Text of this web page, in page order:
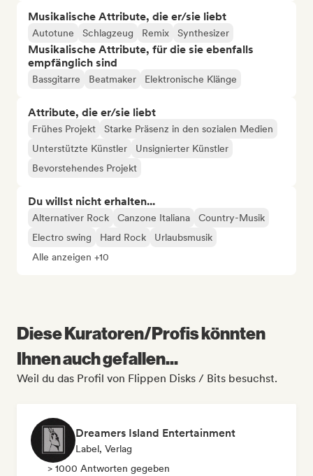
Musikalische Attribute, die er/sie liebt
Autotune Schlagzeug Remix Synthesizer
Musikalische Attribute, für die sie ebenfalls
empfänglich sind
Bassgitarre Beatmaker Elektronische Klänge
Attribute, die er/sie liebt
Frühes Projekt
Starke Präsenz in den sozialen Medien
Unterstützte Künstler
Unsignierter Künstler
Bevorstehendes Projekt
Du willst nicht erhalten...
Alternativer Rock Canzone Italiana
Country-Musik
Electro swing
Hard Rock
Urlaubsmusik
Alle anzeigen +10
Diese Kuratoren/Profis könnten
Ihnen auch gefallen...
Weil du das Profil von Flippen Disks / Bits besuchst.
Dreamers Island Entertainment
Label, Verlag
> 1000 Antworten gegeben